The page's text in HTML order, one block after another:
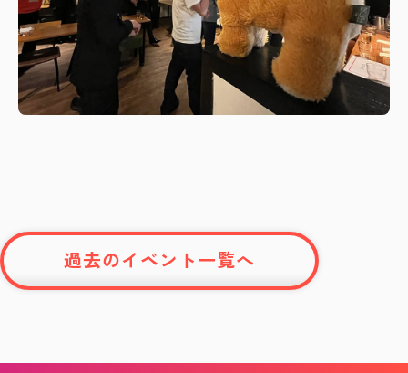
過去のイベント一覧へ